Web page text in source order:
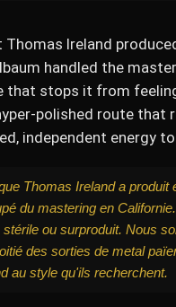
Ireland
handled the
that stops it from
polished route that
independent energy
Thomas Ireland a produit
du mastering en
stérile ou surproduit. Nous
des sorties de metal
au style qu'ils recherchent.